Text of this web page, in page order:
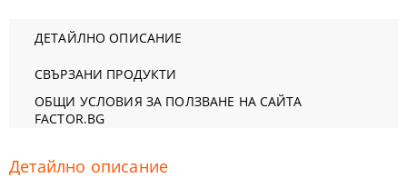
ДЕТАЙЛНО ОПИСАНИЕ
СВЪРЗАНИ ПРОДУКТИ
ОБЩИ УСЛОВИЯ ЗА ПОЛЗВАНЕ НА САЙТА
FACTOR.BG
Детайлно описание